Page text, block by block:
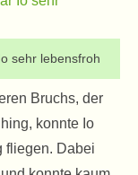
sehr lebensfroh
Bruchs, der
konnte Io
fliegen. Dabei